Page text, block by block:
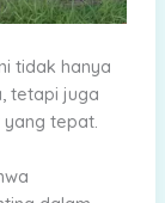
tidak hanya
tetapi juga
tepat.